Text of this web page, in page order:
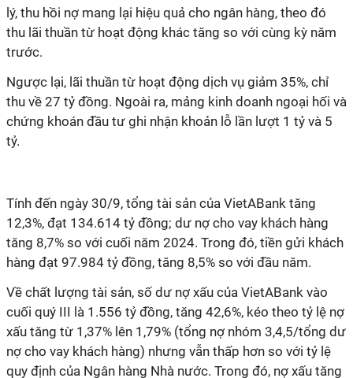
lý, thu hồi nợ mang lại hiệu quả cho ngân hàng, theo đó
thu lãi thuần từ hoạt động khác tăng so với cùng kỳ năm
trước.
Ngược lại, lãi thuần từ hoạt động dịch vụ giảm 35%, chỉ
thu về 27 tỷ đồng. Ngoài ra, mảng kinh doanh ngoại hối và
chứng khoán đầu tư ghi nhận khoản lỗ lần lượt 1 tỷ và 5
tỷ.
Tính đến ngày 30/9, tổng tài sản của VietABank tăng
12,3%, đạt 134.614 tỷ đồng; dư nợ cho vay khách hàng
tăng 8,7% so với cuối năm 2024. Trong đó, tiền gửi khách
hàng đạt 97.984 tỷ đồng, tăng 8,5% so với đầu năm.
Về chất lượng tài sản, số dư nợ xấu của VietABank vào
cuối quý III là 1.556 tỷ đồng, tăng 42,6%, kéo theo tỷ lệ nợ
xấu tăng từ 1,37% lên 1,79% (tổng nợ nhóm 3,4,5/tổng dư
nợ cho vay khách hàng) nhưng vẫn thấp hơn so với tỷ lệ
quy định của Ngân hàng Nhà nước. Trong đó, nợ xấu tăng